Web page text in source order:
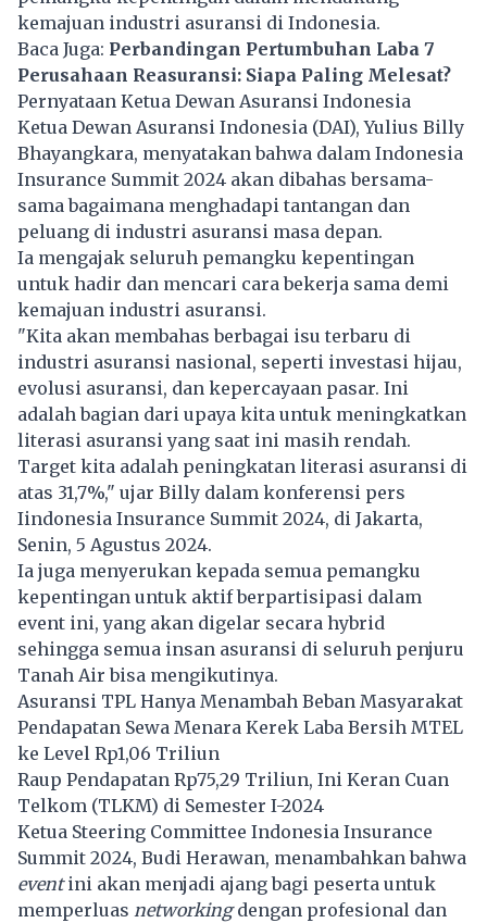
kemajuan industri asuransi di Indonesia.
Baca Juga: Perbandingan Pertumbuhan Laba 7
Perusahaan Reasuransi: Siapa Paling Melesat?
Pernyataan Ketua Dewan Asuransi Indonesia
Ketua Dewan Asuransi Indonesia (DAI), Yulius Billy
Bhayangkara, menyatakan bahwa dalam Indonesia
Insurance Summit 2024 akan dibahas bersama-
sama bagaimana menghadapi tantangan dan
peluang di industri asuransi masa depan.
Ia mengajak seluruh pemangku kepentingan
untuk hadir dan mencari cara bekerja sama demi
kemajuan industri asuransi.
"Kita akan membahas berbagai isu terbaru di
industri asuransi nasional, seperti investasi hijau,
evolusi asuransi, dan kepercayaan pasar. Ini
adalah bagian dari upaya kita untuk meningkatkan
literasi asuransi yang saat ini masih rendah.
Target kita adalah peningkatan literasi asuransi di
atas 31,7%," ujar Billy dalam konferensi pers
Iindonesia Insurance Summit 2024, di Jakarta,
Senin, 5 Agustus 2024.
Ia juga menyerukan kepada semua pemangku
kepentingan untuk aktif berpartisipasi dalam
event ini, yang akan digelar secara hybrid
sehingga semua insan asuransi di seluruh penjuru
Tanah Air bisa mengikutinya.
Asuransi TPL Hanya Menambah Beban Masyarakat
Pendapatan Sewa Menara Kerek Laba Bersih MTEL
ke Level Rp1,06 Triliun
Raup Pendapatan Rp75,29 Triliun, Ini Keran Cuan
Telkom (TLKM) di Semester I-2024
Ketua Steering Committee Indonesia Insurance
Summit 2024, Budi Herawan, menambahkan bahwa
eventini akan menjadi ajang bagi peserta untuk
memperluas networkingdengan profesional dan